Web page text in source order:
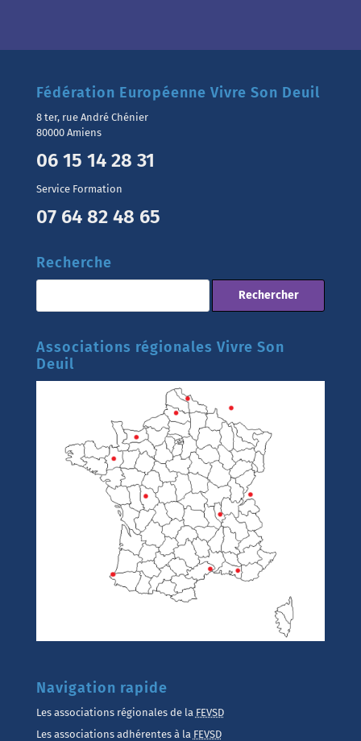
Fédération Européenne Vivre Son Deuil
8 ter, rue André Chénier
80000 Amiens
06 15 14 28 31
Service Formation
07 64 82 48 65
Recherche
Associations régionales Vivre Son
Deuil
Navigation rapide
Les associations régionales de la FEVSD
Les associations adhérentes à la FEVSD